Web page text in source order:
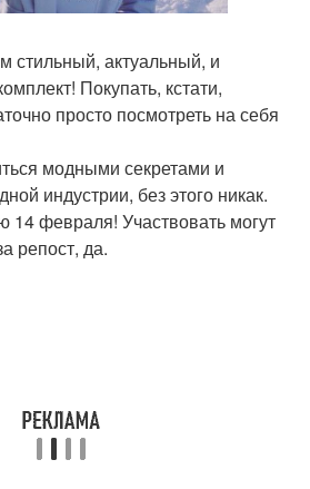
стильный, актуальный, и
Покупать, кстати,
просто посмотреть на себя
модными секретами и
индустрии, без этого никак.
14 февраля! Участвовать могут
репост, да.